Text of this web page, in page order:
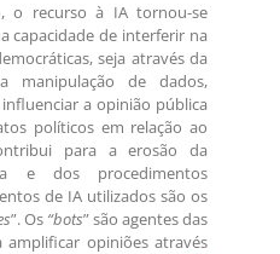
o recurso à IA tornou-se
capacidade de interferir na
seja através da
manipulação de dados,
a opinião pública
políticos em relação ao
para a erosão da
e dos procedimentos
de IA utilizados são os
”. Os “bots” são agentes das
amplificar opiniões através